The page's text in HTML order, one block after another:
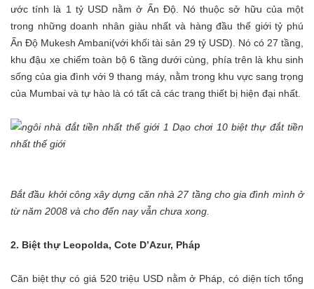
ước tính là 1 tỷ USD nằm ở Ấn Độ. Nó thuộc sở hữu của một
trong những doanh nhân giàu nhất và hàng đầu thế giới tỷ phú
Ấn Độ Mukesh Ambani(với khối tài sản 29 tỷ USD). Nó có 27 tầng,
khu đậu xe chiếm toàn bộ 6 tầng dưới cùng, phía trên là khu sinh
sống của gia đình với 9 thang máy, nằm trong khu vực sang trọng
của Mumbai và tự hào là có tất cả các trang thiết bị hiện đại nhất.
Bắt đầu khởi công xây dựng căn nhà 27 tầng cho gia đình mình ở
từ năm 2008 và cho đến nay vẫn chưa xong.
2. Biệt thự Leopolda, Cote D’Azur, Pháp
Căn biệt thự có giá 520 triệu USD nằm ở Pháp, có diện tích tổng